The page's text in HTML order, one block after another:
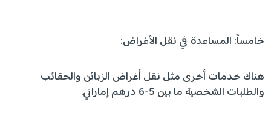
خامساً: المساعدة في نقل الأغراض:
هناك خدمات أخرى مثل نقل أغراض الزبائن والحقائب
والطلبات الشخصية ما بين 5-6 درهم إماراتي.